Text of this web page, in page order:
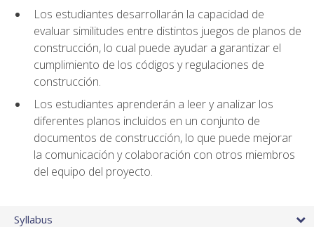
Los estudiantes desarrollarán la capacidad de
evaluar similitudes entre distintos juegos de planos de
construcción, lo cual puede ayudar a garantizar el
cumplimiento de los códigos y regulaciones de
construcción.
Los estudiantes aprenderán a leer y analizar los
diferentes planos incluidos en un conjunto de
documentos de construcción, lo que puede mejorar
la comunicación y colaboración con otros miembros
del equipo del proyecto.
Syllabus